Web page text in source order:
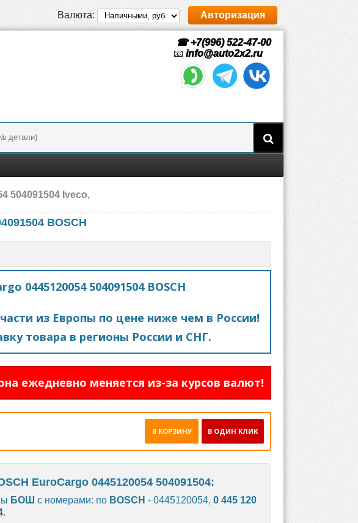
Валюта: Авторизация
☎ +7(996) 522-47-00
📧 info@auto2x2.ru
504091504 Iveco,
BOSCH
0445120054 504091504 BOSCH
из Европы по цене ниже чем в России!
товара в регионы России и СНГ.
ежедневно меняется из-за курсов валют!
В ОДИН КЛИК
В КОРЗИНУ
EuroCargo 0445120054 504091504:
БОШ с номерами: по BOSCH - 0445120054, 0 445 120
.